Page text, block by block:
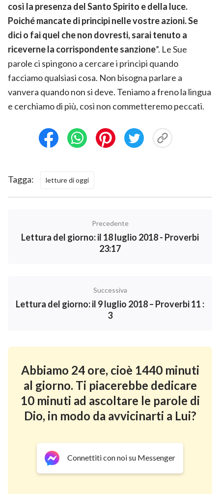
così la presenza del Santo Spirito e della luce.
Poiché mancate di principi nelle vostre azioni. Se
dici o fai quel che non dovresti, sarai tenuto a
riceverne la corrispondente sanzione”. Le Sue
parole ci spingono a cercare i princìpi quando
facciamo qualsiasi cosa. Non bisogna parlare a
vanvera quando non si deve. Teniamo a freno la lingua
e cerchiamo di più, così non commetteremo peccati.
Tagga: letture di oggi
Precedente
Lettura del giorno: il 18 luglio 2018 - Proverbi
23:17
Successiva
Lettura del giorno: il 9 luglio 2018 – Proverbi 11 :
3
Abbiamo 24 ore, cioè 1440 minuti
al giorno. Ti piacerebbe dedicare
10 minuti ad ascoltare le parole di
Dio, in modo da avvicinarti a Lui?
Connettiti con noi su Messenger